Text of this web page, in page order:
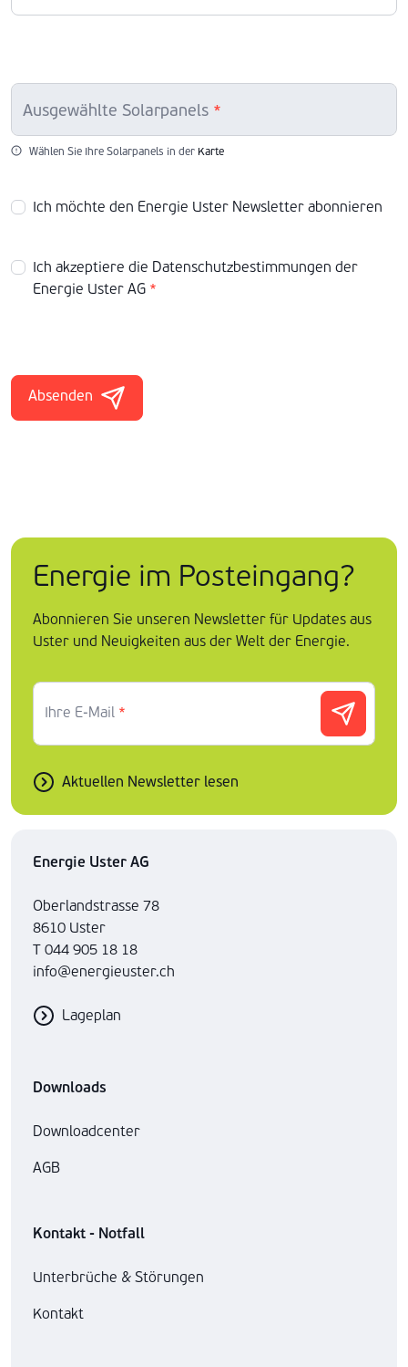
Ausgewählte Solarpanels *
Wählen Sie Ihre Solarpanels in der Karte
Ich möchte den Energie Uster Newsletter abonnieren
Ich akzeptiere die Datenschutzbestimmungen der
Energie Uster AG *
Absenden
Energie im Posteingang?
Abonnieren Sie unseren Newsletter für Updates aus
Uster und Neuigkeiten aus der Welt der Energie.
Ihre E-Mail *
Aktuellen Newsletter lesen
Energie Uster AG
Oberlandstrasse 78
8610 Uster
T 044 905 18 18
info@energieuster.ch
Lageplan
Downloads
Downloadcenter
AGB
Kontakt - Notfall
Unterbrüche & Störungen
Kontakt